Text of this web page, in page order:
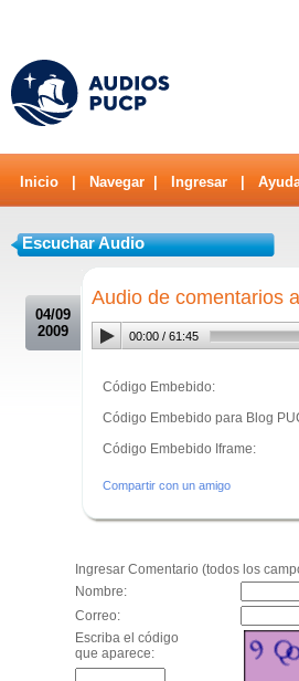
Inicio Navegar Ingresar
Escuchar Audio
04/09
2009
Audio de comentarios
00:00 / 61:45
Código Embebido:
Código Embebido para Blog
Código Embebido Iframe:
Compartir con un amigo
Ingresar Comentario (todos los
Nombre:
Correo:
Escriba el código
que aparece: